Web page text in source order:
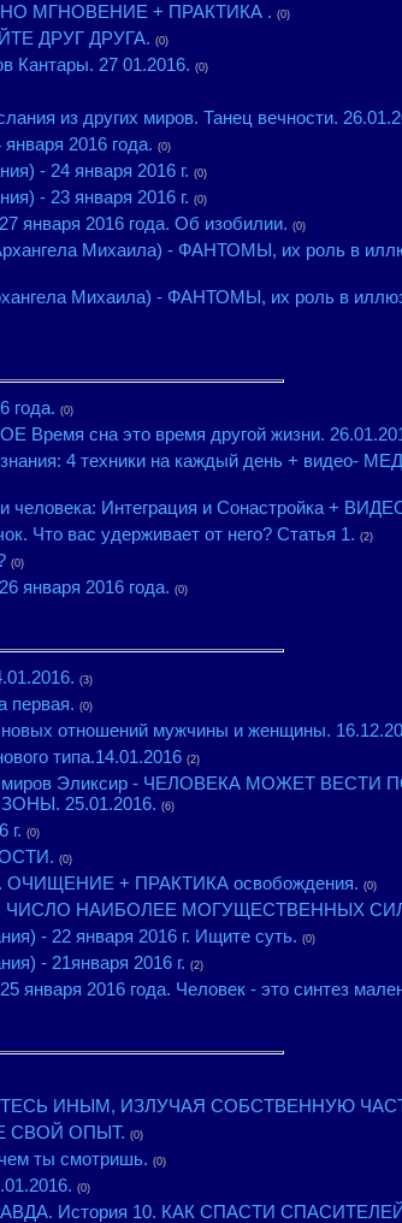
МГНОВЕНИЕ + ПРАКТИКА . (0)
ДРУГ ДРУГА. (0)
Кантары. 27 01.2016. (0)
из других миров. Танец вечности.
2016 года. (0)
- 24 января 2016 г. (0)
- 23 января 2016 г. (0)
января 2016 года. Об изобилии. (0)
Михаила) - ФАНТОМЫ, их роль в
Михаила) - ФАНТОМЫ, их роль в
года. (0)
Время сна это время другой жизни.
4 техники на каждый день + видео-
Интеграция и Сонастройка +
Что вас удерживает от него? Статья 1. (2)
(0)
января 2016 года. (0)
(3)
первая. (0)
отношений мужчины и женщины.
типа.14.01.2016 (2)
миров Эликсир - ЧЕЛОВЕКА МОЖЕТ
25.01.2016. (6)
г. (0)
(0)
ОЧИЩЕНИЕ + ПРАКТИКА освобождения. (0)
В ЧИСЛО НАИБОЛЕЕ МОГУЩЕСТВЕННЫХ
- 22 января 2016 г. Ищите суть. (0)
- 21января 2016 г. (2)
2016 года. Человек - это синтез
ИНЫМ, ИЗЛУЧАЯ СОБСТВЕННУЮ
СВОЙ ОПЫТ. (0)
ты смотришь. (0)
(0)
История 10. КАК СПАСТИ